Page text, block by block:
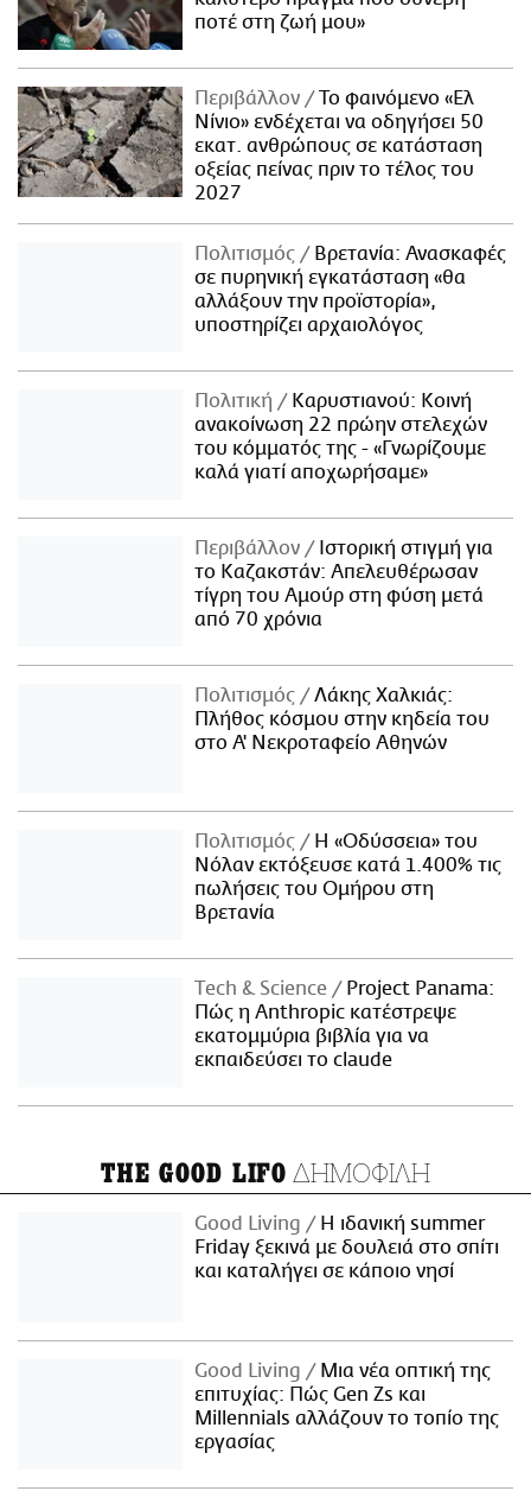
ποτέ στη ζωή μου»
Περιβάλλον
Το φαινόμενο «Ελ
Νίνιο» ενδέχεται να οδηγήσει 50
εκατ. ανθρώπους σε κατάσταση
οξείας πείνας πριν το τέλος του
2027
Πολιτισμός
Βρετανία: Ανασκαφές
σε πυρηνική εγκατάσταση «θα
αλλάξουν την προϊστορία»,
υποστηρίζει αρχαιολόγος
Πολιτική
Καρυστιανού: Κοινή
ανακοίνωση 22 πρώην στελεχών
του κόμματός της - «Γνωρίζουμε
καλά γιατί αποχωρήσαμε»
Περιβάλλον
Ιστορική στιγμή για
το Καζακστάν: Απελευθέρωσαν
τίγρη του Αμούρ στη φύση μετά
από 70 χρόνια
Πολιτισμός
Λάκης Χαλκιάς:
Πλήθος κόσμου στην κηδεία του
στο Α' Νεκροταφείο Αθηνών
Πολιτισμός
Η «Οδύσσεια» του
Νόλαν εκτόξευσε κατά 1.400% τις
πωλήσεις του Ομήρου στη
Βρετανία
Τech & Science
Project Panama:
Πώς η Anthropic κατέστρεψε
εκατομμύρια βιβλία για να
εκπαιδεύσει το claude
THE GOOD LIFO ΔΗΜΟΦΙΛΗ
Good Living
Η ιδανική summer
Friday ξεκινά με δουλειά στο σπίτι
και καταλήγει σε κάποιο νησί
Good Living
Μια νέα οπτική της
επιτυχίας: Πώς Gen Zs και
Millennials αλλάζουν το τοπίο της
εργασίας